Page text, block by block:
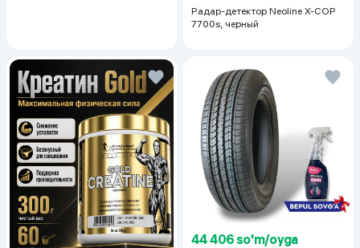
Радар-детектор Neoline X-COP
7700s, черный
44 406 so'm/oyga